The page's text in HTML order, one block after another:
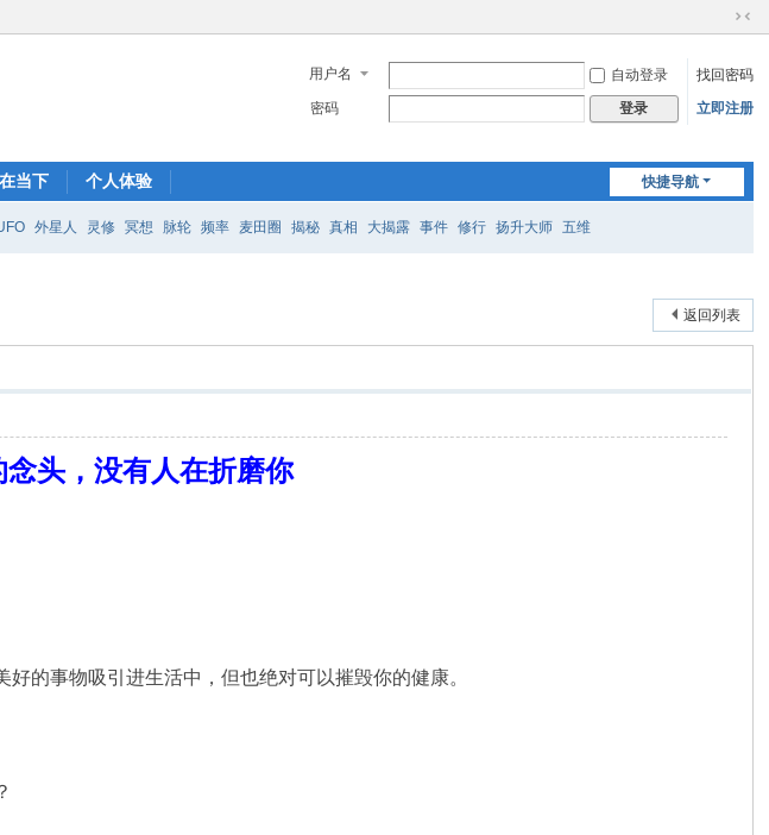
切
到
窄
用户名 自动登录
找回密码
密码
登录 立即注册
快捷导航
当下 个人体验
外星人 灵修 冥想 脉轮 频率 麦田圈 揭秘 真相 大揭露 事件 修行 扬升大师 五维
返回列表
念头，没有人在折磨你
的事物吸引进生活中，但也绝对可以摧毁你的健康。